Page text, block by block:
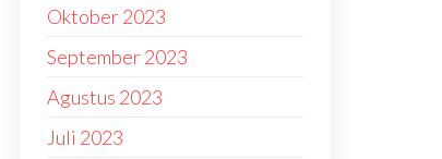
Oktober 2023
September 2023
Agustus 2023
Juli 2023